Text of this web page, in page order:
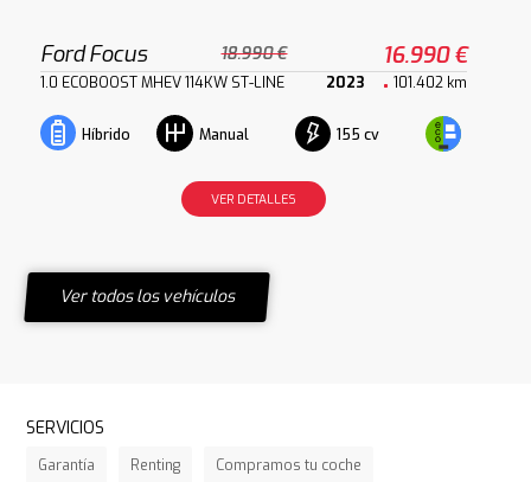
Ford Focus 18.990 € 16.990 €
1.0 ECOBOOST MHEV 114KW ST-LINE 2023 101.402 km
Híbrido Manual 155 cv
VER DETALLES
Ver todos los vehículos
SERVICIOS
Garantía Renting Compramos tu coche